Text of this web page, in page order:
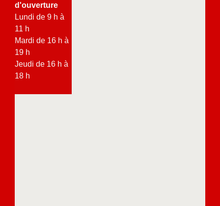
d'ouverture
Lundi de 9 h à
11 h
Mardi de 16 h à
19 h
Jeudi de 16 h à
18 h